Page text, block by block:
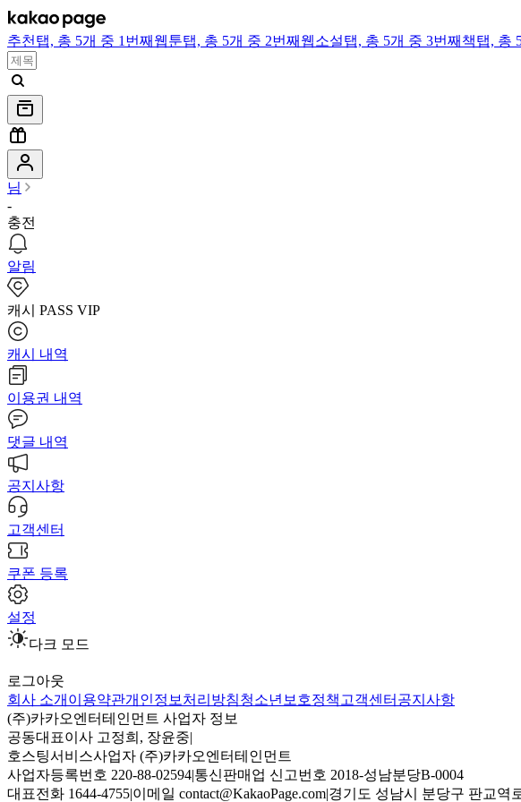
추천 탭, 총 5개 중 1번째 웹툰탭, 총 5개 중 2번째 웹소설탭, 총 5개 중 3번째 책탭, 총
님
-
충전
알림
캐시 PASS VIP
캐시 내역
이용권 내역
댓글 내역
공지사항
고객센터
쿠폰 등록
설정
다크 모드
로그아웃
회사 소개 이용약관개인정보처리방침청소년보호정책 고객센터 공지사항
(주)카카오엔터테인먼트 사업자 정보
공동대표이사 고정희, 장윤중|
호스팅서비스사업자 (주)카카오엔터테인먼트
사업자등록번호 220-88-02594|통신판매업 신고번호 2018-성남분당B-0004
대표전화 1644-4755|이메일 contact@KakaoPage.com|경기도 성남시 분당구 판교역